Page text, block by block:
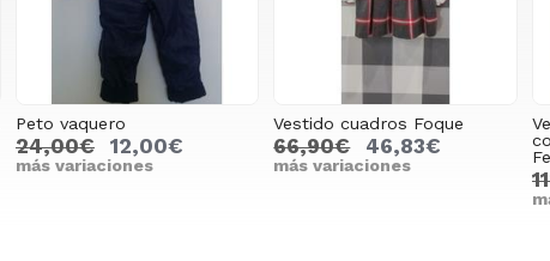
Peto vaquero
24,00€ 12,00€
más variaciones
Vestido cuadros Foque
66,90€ 46,83€
más variaciones